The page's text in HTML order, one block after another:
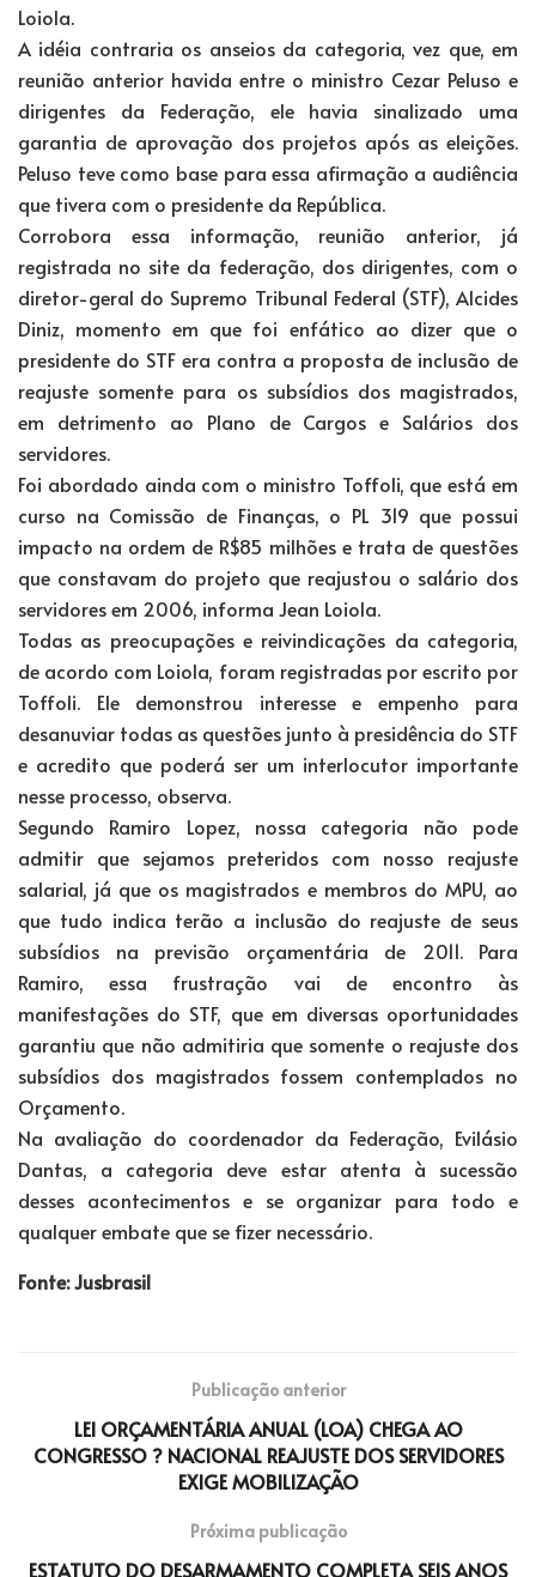
Loiola.
A idéia contraria os anseios da categoria, vez que, em
reunião anterior havida entre o ministro Cezar Peluso e
dirigentes da Federação, ele havia sinalizado uma
garantia de aprovação dos projetos após as eleições.
Peluso teve como base para essa afirmação a audiência
que tivera com o presidente da República.
Corrobora essa informação, reunião anterior, já
registrada no site da federação, dos dirigentes, com o
diretor-geral do Supremo Tribunal Federal (STF), Alcides
Diniz, momento em que foi enfático ao dizer que o
presidente do STF era contra a proposta de inclusão de
reajuste somente para os subsídios dos magistrados,
em detrimento ao Plano de Cargos e Salários dos
servidores.
Foi abordado ainda com o ministro Toffoli, que está em
curso na Comissão de Finanças, o PL 319 que possui
impacto na ordem de R$85 milhões e trata de questões
que constavam do projeto que reajustou o salário dos
servidores em 2006, informa Jean Loiola.
Todas as preocupações e reivindicações da categoria,
de acordo com Loiola, foram registradas por escrito por
Toffoli. Ele demonstrou interesse e empenho para
desanuviar todas as questões junto à presidência do STF
e acredito que poderá ser um interlocutor importante
nesse processo, observa.
Segundo Ramiro Lopez, nossa categoria não pode
admitir que sejamos preteridos com nosso reajuste
salarial, já que os magistrados e membros do MPU, ao
que tudo indica terão a inclusão do reajuste de seus
subsídios na previsão orçamentária de 2011. Para
Ramiro, essa frustração vai de encontro às
manifestações do STF, que em diversas oportunidades
garantiu que não admitiria que somente o reajuste dos
subsídios dos magistrados fossem contemplados no
Orçamento.
Na avaliação do coordenador da Federação, Evilásio
Dantas, a categoria deve estar atenta à sucessão
desses acontecimentos e se organizar para todo e
qualquer embate que se fizer necessário.
Fonte: Jusbrasil
Publicação anterior
LEI ORÇAMENTÁRIA ANUAL (LOA) CHEGA AO
CONGRESSO ? NACIONAL REAJUSTE DOS SERVIDORES
EXIGE MOBILIZAÇÃO
Próxima publicação
ESTATUTO DO DESARMAMENTO COMPLETA SEIS ANOS